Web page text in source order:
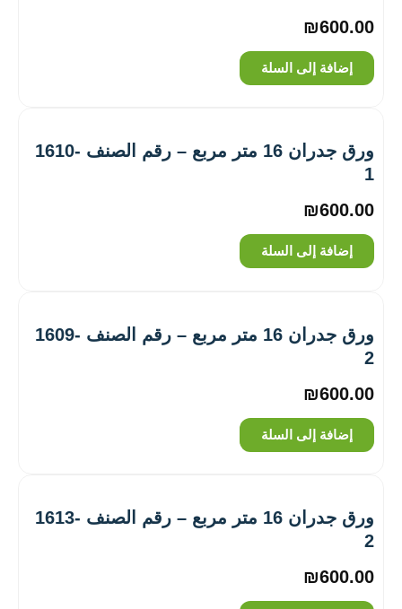
₪600.00
إضافة إلى السلة
ورق جدران 16 متر مربع – رقم الصنف ‎1610-
1
₪600.00
إضافة إلى السلة
ورق جدران 16 متر مربع – رقم الصنف ‎1609-
2
₪600.00
إضافة إلى السلة
ورق جدران 16 متر مربع – رقم الصنف ‎1613-
2
₪600.00